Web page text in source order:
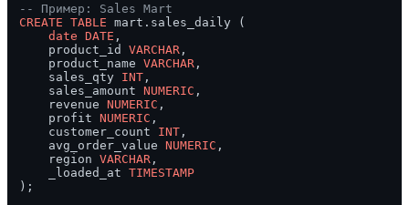
-- Пример: Sales Mart
CREATE TABLE mart.sales_daily (
date DATE ,
    product_id
VARCHAR ,
    product_name
VARCHAR ,
    sales_qty
INT ,
    sales_amount
NUMERIC ,
    revenue
NUMERIC ,
    profit
NUMERIC ,
    customer_count
INT ,
    avg_order_value
NUMERIC ,
    region
VARCHAR ,
    _loaded_at
TIMESTAMP
);